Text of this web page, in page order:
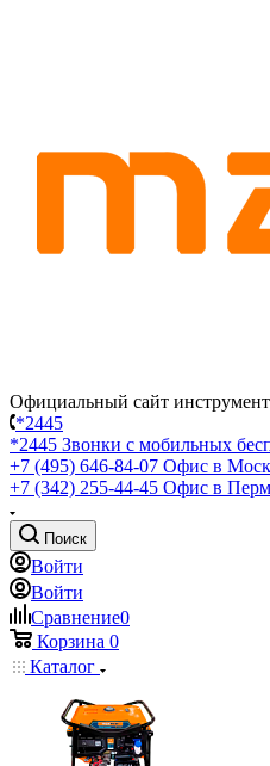
Официальный сайт
*2445
*2445 Звонки с мобильных
+7 (495) 646-84-07 Офис в
+7 (342) 255-44-45 Офис в
Поиск
Войти
Войти
Сравнение0
Корзина 0
Каталог